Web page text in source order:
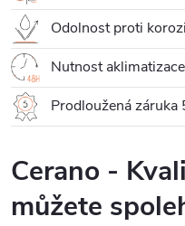
Odolnost proti korozi
Nutnost aklimatizace
Prodloužená záruka
Cerano -
můžete